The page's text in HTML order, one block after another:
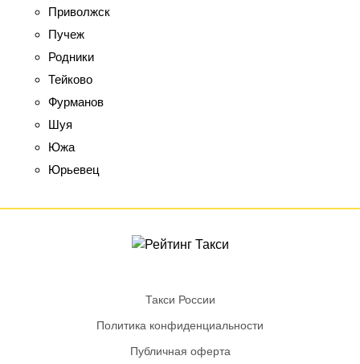
Приволжск
Пучеж
Родники
Тейково
Фурманов
Шуя
Южа
Юрьевец
Такси России
Политика конфиденциальности
Публичная оферта